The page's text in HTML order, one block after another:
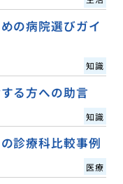
の病院選びガイ
知識
る方への助言
知識
診療科比較事例
医療